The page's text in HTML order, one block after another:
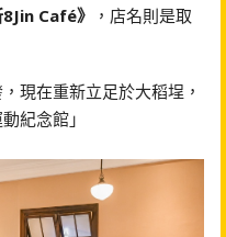
8Jin Café》
，店名則是取
現在重新立足於大稻埕，
紀念館」